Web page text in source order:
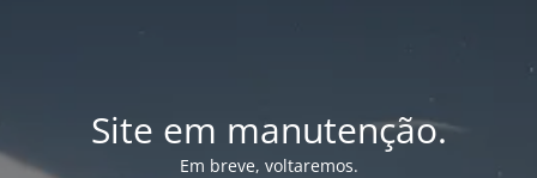
Site em manutenção.
Em breve, voltaremos.